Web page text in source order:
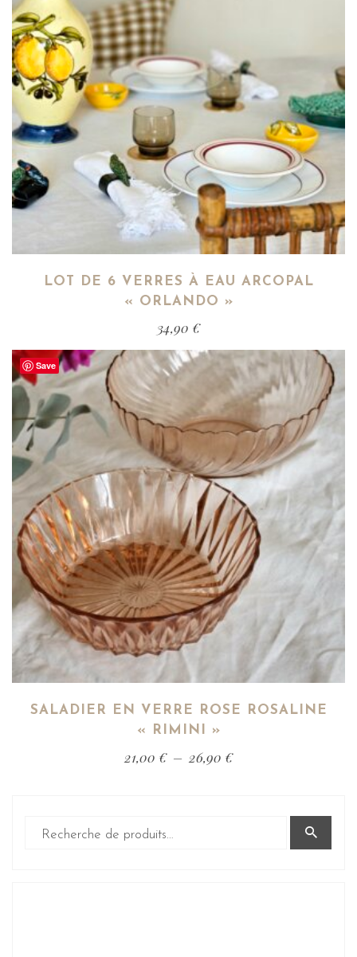
LOT DE 6 VERRES À EAU ARCOPAL
« ORLANDO »
34,90 €
Save
SALADIER EN VERRE ROSE ROSALINE
« RIMINI »
21,00 € – 26,90 €